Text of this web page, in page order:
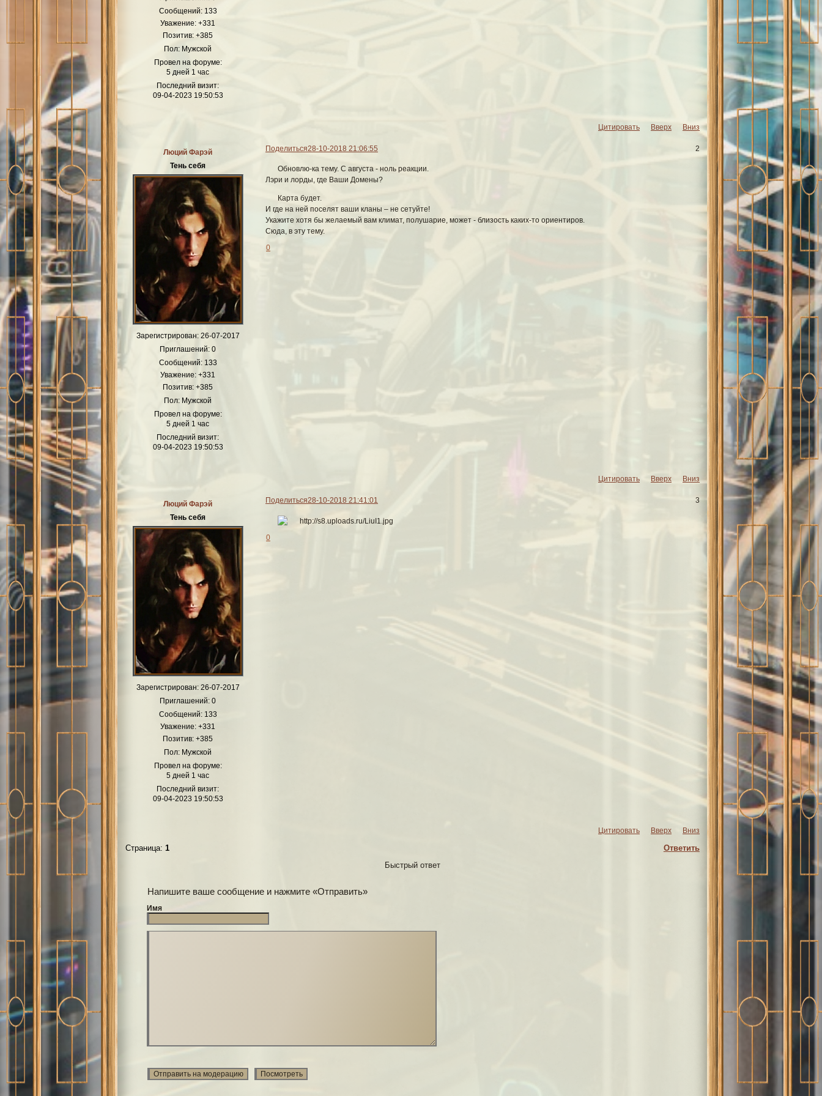
Как театр начинается с вешалки, так Приют для многих его героев начинается с
Джой Френсис Ли
Сообщений:133
Уважение: +331
Позитив: +385
Пол: Мужской
Провел на форуме:
5 дней 1 час
Последний визит:
09-04-2023 19:50:53
Цитировать Вверх Вниз
Поделиться 2
28-10-2018 21:06:55
Люций Фарэй
Тень себя
Зарегистрирован: 26-07-2017
Приглашений: 0
Сообщений:133
Уважение: +331
Позитив: +385
Пол: Мужской
Провел на форуме:
5 дней 1 час
Последний визит:
09-04-2023 19:50:53
Обновлю-ка тему. С августа - ноль реакции.
Лэри и лорды, где Ваши Домены?
Карта будет.
И где на ней поселят ваши кланы – не сетуйте!
Укажите хотя бы желаемый вам климат, полушарие, может - близость каких-то ориентиров.
Сюда, в эту тему.
0
Цитировать Вверх Вниз
Поделиться 3
28-10-2018 21:41:01
Люций Фарэй
Тень себя
Зарегистрирован: 26-07-2017
Приглашений: 0
Сообщений:133
Уважение: +331
Позитив: +385
Пол: Мужской
Провел на форуме:
5 дней 1 час
Последний визит:
09-04-2023 19:50:53
0
Цитировать Вверх Вниз
Ответить
Страница:1
Быстрый ответ
Напишите ваше сообщение и нажмите «Отправить»
Имя